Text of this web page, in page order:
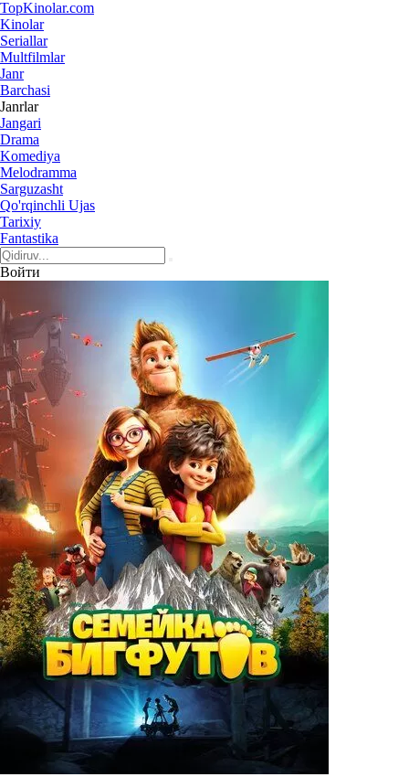
TopKinolar.com
Kinolar
Seriallar
Multfilmlar
Janr
Barchasi
Janrlar
Jangari
Drama
Komediya
Melodramma
Sarguzasht
Qo'rqinchli Ujas
Tarixiy
Fantastika
Войти